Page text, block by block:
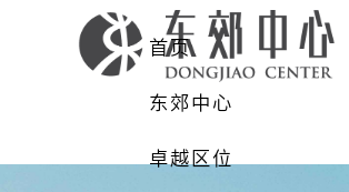
首页
东郊中心
卓越区位